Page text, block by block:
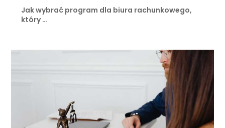
Jak wybrać program dla biura rachunkowego,
który …